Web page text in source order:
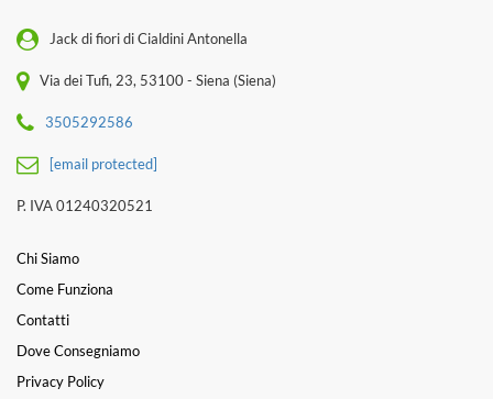
Jack di fiori di Cialdini Antonella
Via dei Tufi, 23, 53100 - Siena (Siena)
3505292586
[email protected]
P. IVA 01240320521
Chi Siamo
Come Funziona
Contatti
Dove Consegniamo
Privacy Policy